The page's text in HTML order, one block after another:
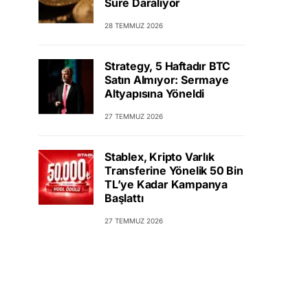
28 TEMMUZ 2026
Strategy, 5 Haftadır BTC
Satın Almıyor: Sermaye
Altyapısına Yöneldi
27 TEMMUZ 2026
Stablex, Kripto Varlık
Transferine Yönelik 50 Bin
TL’ye Kadar Kampanya
Başlattı
27 TEMMUZ 2026